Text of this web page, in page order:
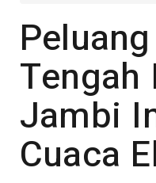
Tengah
Jambi
Cuaca